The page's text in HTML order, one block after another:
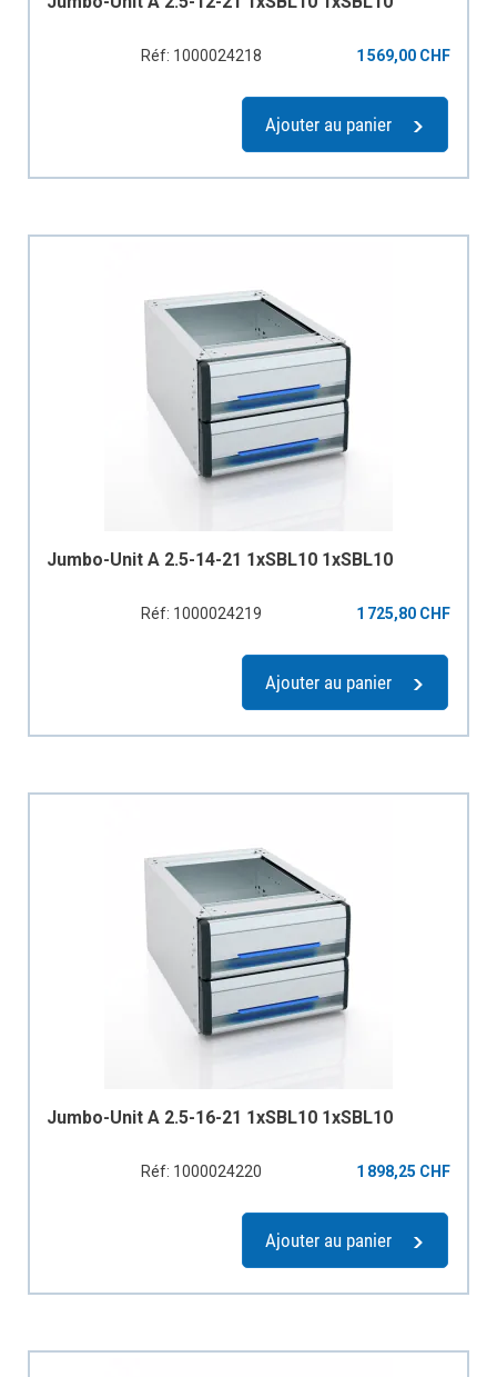
Réf: 1000024218 1 569,00 CHF
Ajouter au panier
Jumbo-Unit A 2.5-14-21 1xSBL10 1xSBL10
Réf: 1000024219 1 725,80 CHF
Ajouter au panier
Jumbo-Unit A 2.5-16-21 1xSBL10 1xSBL10
Réf: 1000024220 1 898,25 CHF
Ajouter au panier